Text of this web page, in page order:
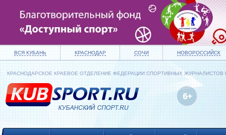
ВСЯ КУБАНЬ КРАСНОДАР СОЧИ НОВОРОССИЙСК
КРАСНОДАРСКОЕ КРАЕВОЕ ОТДЕЛЕНИЕ ФЕДЕРАЦИИ СПОРТИВНЫХ ЖУРНАЛИСТОВ